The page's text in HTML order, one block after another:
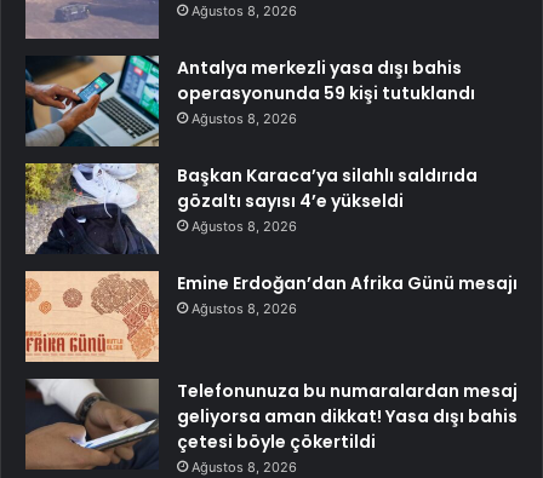
Ağustos 8, 2026
Antalya merkezli yasa dışı bahis
operasyonunda 59 kişi tutuklandı
Ağustos 8, 2026
Başkan Karaca’ya silahlı saldırıda
gözaltı sayısı 4’e yükseldi
Ağustos 8, 2026
Emine Erdoğan’dan Afrika Günü mesajı
Ağustos 8, 2026
Telefonunuza bu numaralardan mesaj
geliyorsa aman dikkat! Yasa dışı bahis
çetesi böyle çökertildi
Ağustos 8, 2026